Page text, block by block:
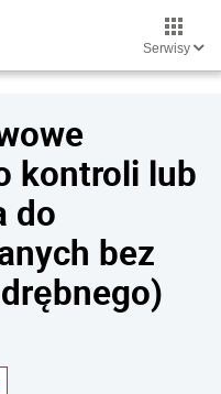
Serwisy
kontroli lub
do
bez